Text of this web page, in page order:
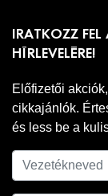
IRATKOZZ FEL
HÍRLEVELÉRE!
Előfizetői
cikkajánlók.
és less be a